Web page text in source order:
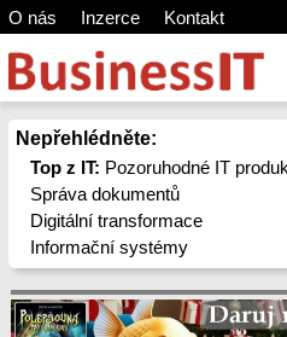
O nás Inzerce Kontakt
Nepřehlédněte:
Top z IT: Pozoruhodné IT
Správa dokumentů
Digitální transformace
Informační systémy